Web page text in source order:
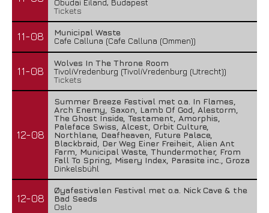
Óbudai Eiland, Budapest
Tickets
11-08
Municipal Waste
Cafe Calluna (Cafe Calluna (Ommen))
11-08
Wolves In The Throne Room
TivoliVredenburg (TivoliVredenburg (Utrecht))
Tickets
12-08
Summer Breeze Festival met o.a. In Flames,
Arch Enemy, Saxon, Lamb Of God, Alestorm,
The Ghost Inside, Testament, Amorphis,
Paleface Swiss, Alcest, Orbit Culture,
Northlane, Deafheaven, Future Palace,
Blackbraid, Der Weg Einer Freiheit, Alien Ant
Farm, Municipal Waste, Thundermother, From
Fall To Spring, Misery Index, Parasite inc., Groza
Dinkelsbühl
12-08
Øyafestivalen Festival met o.a. Nick Cave & the
Bad Seeds
Oslo